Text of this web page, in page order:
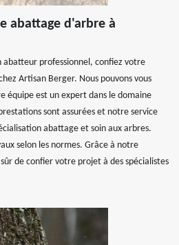
abattage d'arbre à
abatteur professionnel, confiez votre
Artisan Berger. Nous pouvons vous
équipe est un expert dans le domaine
sont assurées et notre service
abattage et soin aux arbres.
selon les normes. Grâce à notre
de confier votre projet à des spécialistes